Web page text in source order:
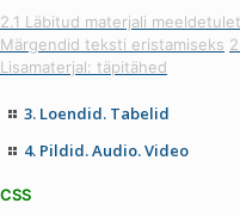
2.1 Läbitud materjali
Märgendid teksti eristamiseks
Lisamaterjal: täpitähed
3. Loendid. Tabelid
4. Pildid. Audio. Video
CSS